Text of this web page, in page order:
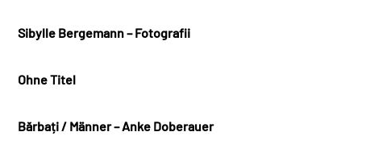
Sibylle Bergemann – Fotografii
Ohne Titel
Bărbați / Männer – Anke Doberauer